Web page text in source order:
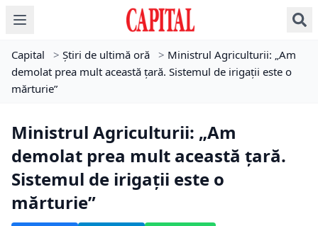
Capital > Știri de ultimă oră > Ministrul Agriculturii: „Am
demolat prea mult această țară. Sistemul de irigații este o
mărturie”
Ministrul Agriculturii: „Am
demolat prea mult această țară.
Sistemul de irigații este o
mărturie”